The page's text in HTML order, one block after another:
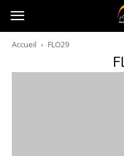
Australia-
australie.com
Accueil FLO29